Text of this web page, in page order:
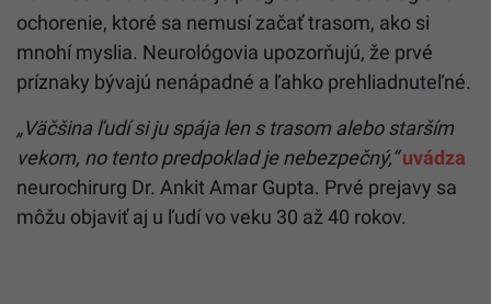
ochorenie, ktoré sa nemusí začať trasom, ako si
mnohí myslia. Neurológovia upozorňujú, že prvé
príznaky bývajú nenápadné a ľahko prehliadnuteľné.
„Väčšina ľudí si ju spája len s trasom alebo starším
vekom, no tento predpoklad je nebezpečný,“ uvádza
neurochirurg Dr. Ankit Amar Gupta. Prvé prejavy sa
môžu objaviť aj u ľudí vo veku 30 až 40 rokov.